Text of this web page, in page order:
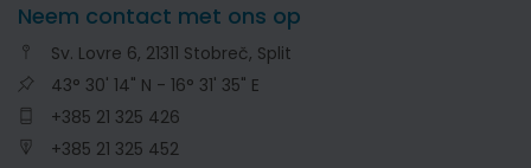
Neem contact met ons op
Sv. Lovre 6, 21311 Stobreč, Split
43° 30' 14" N - 16° 31' 35" E
+385 21 325 426
+385 21 325 452